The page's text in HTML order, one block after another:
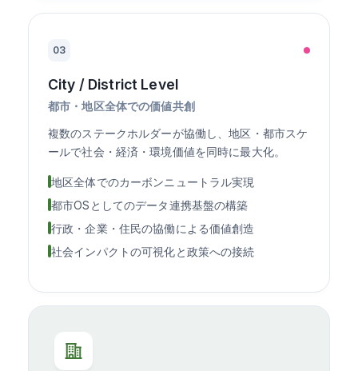
03
City / District Level
都市・地区全体での価値共創
複数のステークホルダーが協働し、地区・都市スケ
ールで社会・経済・環境価値を同時に最大化。
地区全体でのカーボンニュートラル実現
都市OSとしてのデータ連携基盤の構築
行政・企業・住民の協働による価値創造
社会インパクトの可視化と政策への接続